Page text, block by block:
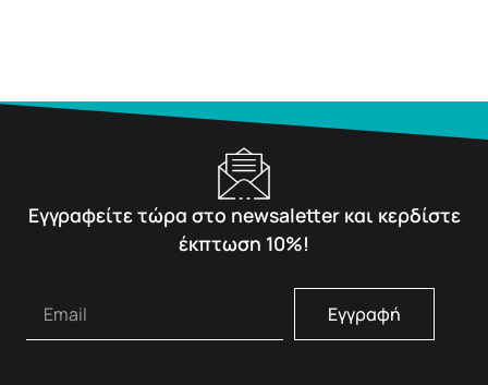
Εγγραφείτε τώρα στο newsaletter και κερδίστε
έκπτωση 10%!
Εγγραφή